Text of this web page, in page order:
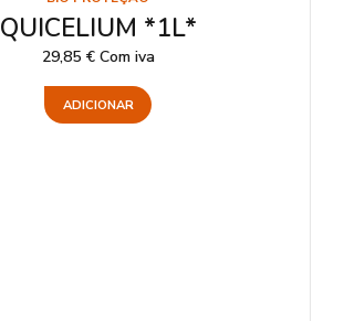
QUICELIUM *1L*
29,85 € Com iva
ADICIONAR